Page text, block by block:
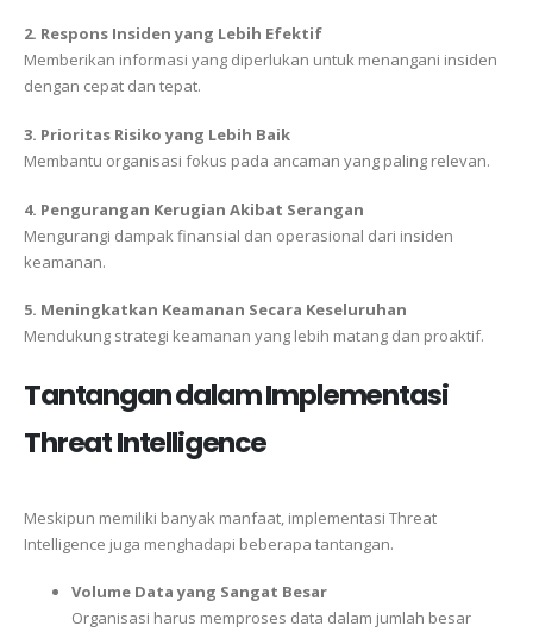
2. Respons Insiden yang Lebih Efektif
Memberikan informasi yang diperlukan untuk menangani insiden
dengan cepat dan tepat.
3. Prioritas Risiko yang Lebih Baik
Membantu organisasi fokus pada ancaman yang paling relevan.
4. Pengurangan Kerugian Akibat Serangan
Mengurangi dampak finansial dan operasional dari insiden
keamanan.
5. Meningkatkan Keamanan Secara Keseluruhan
Mendukung strategi keamanan yang lebih matang dan proaktif.
Tantangan dalam Implementasi
Threat Intelligence
Meskipun memiliki banyak manfaat, implementasi Threat
Intelligence juga menghadapi beberapa tantangan.
Volume Data yang Sangat Besar
Organisasi harus memproses data dalam jumlah besar